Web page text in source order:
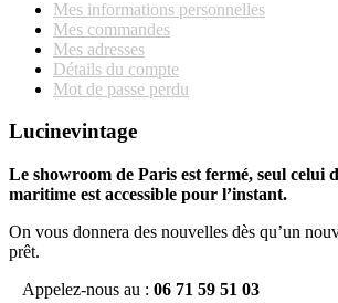
Mes informations personnelles
Mes commandes
Mes adresses
Détails du compte
Mot de passe perdu
Lucinevintage
Le showroom de Paris est fermé, seul celui
maritime est accessible pour l’instant.
On vous donnera des nouvelles dès qu’un
prêt.
Appelez-nous au : 06 71 59 51 03